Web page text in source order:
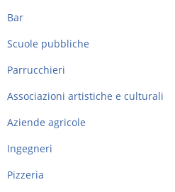
Bar
Scuole pubbliche
Parrucchieri
Associazioni artistiche e culturali
Aziende agricole
Ingegneri
Pizzeria